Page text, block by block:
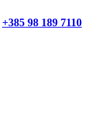
+385 98 189 7110